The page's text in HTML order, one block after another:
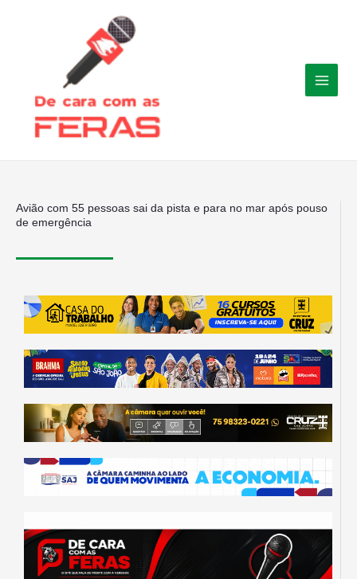
Avião com 55 pessoas sai da pista e para no mar após pouso
de emergência